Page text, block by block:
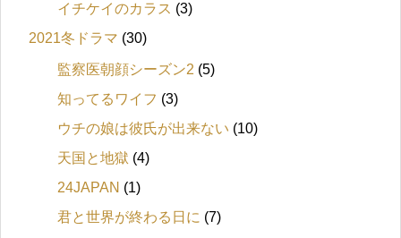
イチケイのカラス (3)
2021冬ドラマ (30)
監察医朝顔シーズン2 (5)
知ってるワイフ (3)
ウチの娘は彼氏が出来ない (10)
天国と地獄 (4)
24JAPAN (1)
君と世界が終わる日に (7)